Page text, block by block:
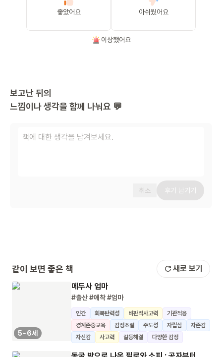
좋았어요 아쉬웠어요
이상했어요
보고난 뒤의
느낌이나 생각을 함께 나눠요 💬
취소 후기 남기기
같이 보면 좋은 책 새로 보기
5~6세
메두사 엄마
#출산#애착#엄마
인간 회복탄력성 비판적사고력
기관적응
경계존중교육
감정조절 주도성 자립심
자존감
자신감
사고력 갈등해결 다양한 감정